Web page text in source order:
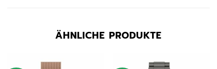
ÄHNLICHE PRODUKTE